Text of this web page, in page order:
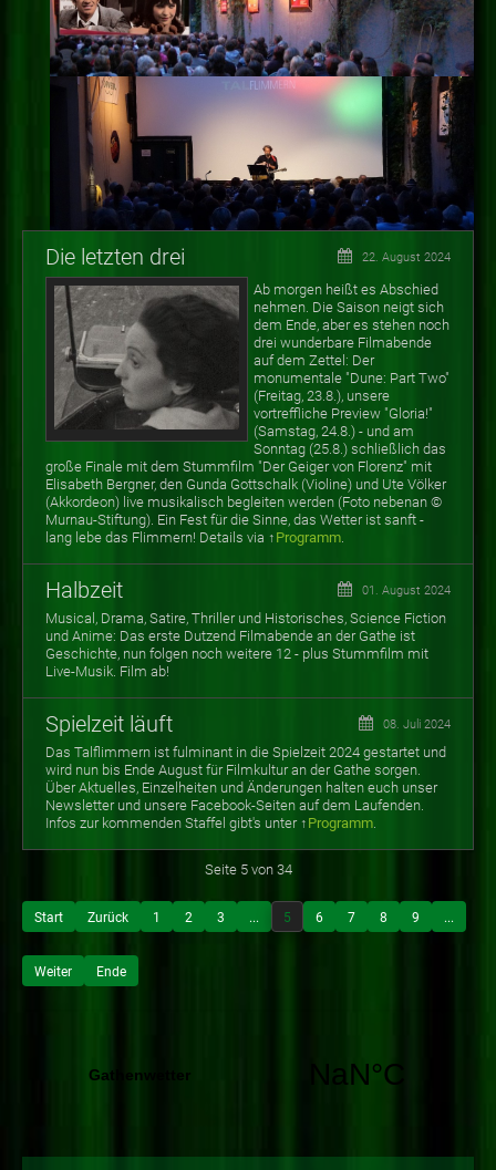
Die letzten drei 22. August 2024
Ab morgen heißt es Abschied
nehmen. Die Saison neigt sich
dem Ende, aber es stehen noch
drei wunderbare Filmabende
auf dem Zettel: Der
monumentale "Dune: Part Two"
(Freitag, 23.8.), unsere
vortreffliche Preview "Gloria!"
(Samstag, 24.8.) - und am
Sonntag (25.8.) schließlich das
große Finale mit dem Stummfilm "Der Geiger von Florenz" mit
Elisabeth Bergner, den Gunda Gottschalk (Violine) und Ute Völker
(Akkordeon) live musikalisch begleiten werden (Foto nebenan ©
Murnau-Stiftung). Ein Fest für die Sinne, das Wetter ist sanft -
lang lebe das Flimmern! Details via ↑ Programm.
Halbzeit 01. August 2024
Musical, Drama, Satire, Thriller und Historisches, Science Fiction
und Anime: Das erste Dutzend Filmabende an der Gathe ist
Geschichte, nun folgen noch weitere 12 - plus Stummfilm mit
Live-Musik. Film ab!
Spielzeit läuft 08. Juli 2024
Das Talflimmern ist fulminant in die Spielzeit 2024 gestartet und
wird nun bis Ende August für Filmkultur an der Gathe sorgen.
Über Aktuelles, Einzelheiten und Änderungen halten euch unser
Newsletter und unsere Facebook-Seiten auf dem Laufenden.
Infos zurkommenden Staffel gibt's unter ↑ Programm.
Seite 5 von 34
Start Zurück 1 2 3 ... 5 6 7 8 9 ...
Weiter Ende